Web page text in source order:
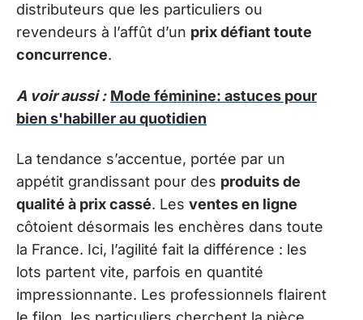
distributeurs que les particuliers ou
revendeurs à l’affût d’un prix défiant toute
concurrence.
A voir aussi : Mode féminine: astuces pour
bien s'habiller au quotidien
La tendance s’accentue, portée par un
appétit grandissant pour des produits de
qualité à prix cassé. Les ventes en ligne
côtoient désormais les enchères dans toute
la France. Ici, l’agilité fait la différence : les
lots partent vite, parfois en quantité
impressionnante. Les professionnels flairent